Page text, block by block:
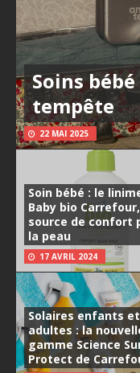
Soins
tempête
22 MAI 2025
Soin bébé : le
Baby bio Carrefour,
source de confort
la peau
17 AVRIL 2024
Solaires enfants et
adultes : la
gamme Science
Protect de